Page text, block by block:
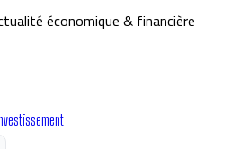
économique & financière